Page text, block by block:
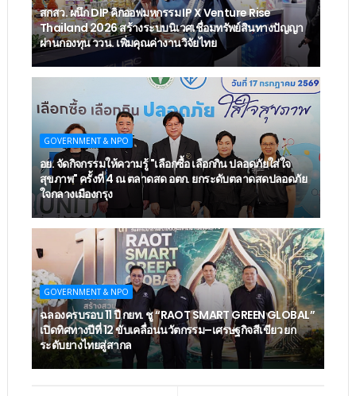
สกสว. ผนึก DIP คิกออฟมหกรรม IP X Venture Rise
Thailand 2026 สร้างระบบนิเวศเชื่อมทรัพย์สินทางปัญญา
ผ่านกองทุน ววน. เพิ่มคุณค่างานวิจัยไทย
GOVERNMENT & NPO
อย. จัดกิจกรรมให้ความรู้ "เลือกซื้อ เลือกกิน ปลอดภัยใส่ใจ
สุขภาพ" ครั้งที่ 4 ณ ตลาดสด อตก. ยกระดับตลาดสดปลอดภัย
ใจกลางเมืองกรุง
GOVERNMENT & NPO
ฉลองครบรอบ 11 ปี กยท. ชู “RAOT SMART GREEN GLOBAL”
เปิดทิศทางปีที่ 12 ขับเคลื่อนนวัตกรรม–เศรษฐกิจสีเขียว ยก
ระดับยางไทยสู่สากล